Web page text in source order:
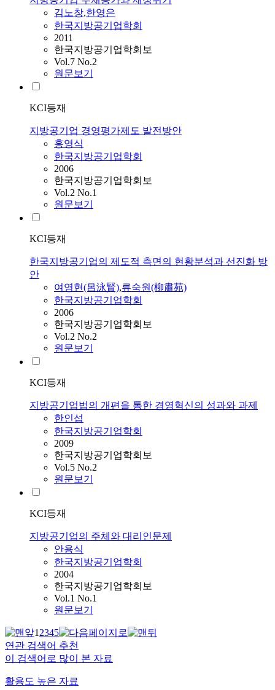
김노창,한영은
한국지방공기업학회
2011
한국지방공기업학회보
Vol.7 No.2
원문보기
KCI등재
지방공기업 경영평가제도 발전방안
홍영식
한국지방공기업학회
2006
한국지방공기업학회보
Vol.2 No.1
원문보기
KCI등재
한국지방공기업의 제도적 측면의 현황분석과 선진화 방
안
여영현(呂泳賢),류숙원(柳肅苑)
한국지방공기업학회
2006
한국지방공기업학회보
Vol.2 No.2
원문보기
KCI등재
지방공기업법의 개편을 통한 경영혁신의 성과와 과제
한인섭
한국지방공기업학회
2009
한국지방공기업학회보
Vol.5 No.2
원문보기
KCI등재
지방공기업의 주체와 대리인문제
안용식
한국지방공기업학회
2004
한국지방공기업학회보
Vol.1 No.1
원문보기
12345
연관 검색어 추천
이 검색어로 많이 본 자료
활용도 높은 자료